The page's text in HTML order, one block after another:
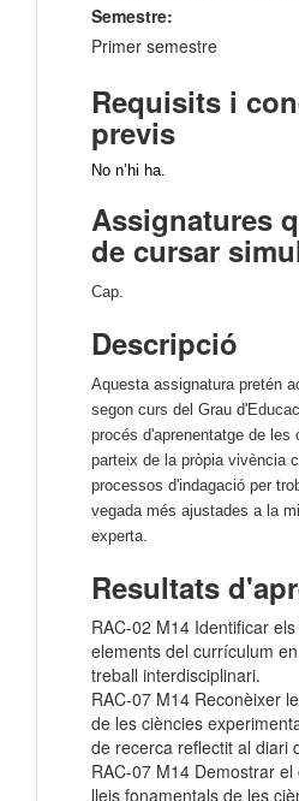
Semestre:
Primer semestre
Requisits i
previs
No n’hi ha.
Assignatures
de cursar
Cap.
Descripció
Aquesta assignatura pretén
segon curs del Grau
procés d'aprenentatge de les
parteix de la pròpia vivència
processos d'indagació per
vegada més ajustades a la
experta.
Resultats
RAC-02 M14 Identificar
elements del currículum
treball interdisciplinari.
RAC-07 M14 Reconèixer
de les ciències
de recerca reflectit al diari
RAC-07 M14 Demostrar
lleis fonamentals de les